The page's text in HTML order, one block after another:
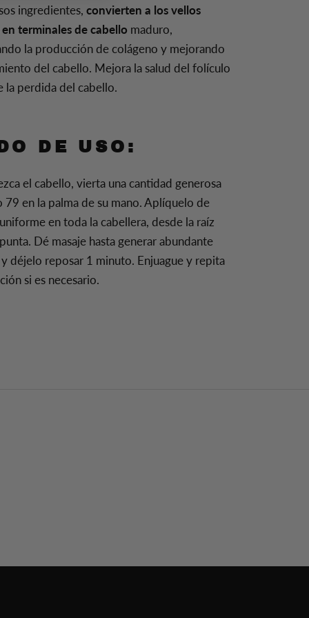
ingredientes, convierten a los vellos
terminales de cabello maduro,
la producción de colágeno y mejorando
del cabello. Mejora la salud del folículo
la perdida del cabello.
DE USO:
el cabello, vierta una cantidad generosa
79 en la palma de su mano. Aplíquelo de
en toda la cabellera, desde la raíz
Dé masaje hasta generar abundante
déjelo reposar 1 minuto. Enjuague y repita
si es necesario.